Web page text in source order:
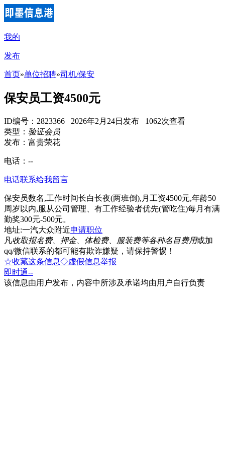
我的
发布
首页»单位招聘»司机/保安
保安员工资4500元
ID编号：2823366 2026年2月24日发布 1062次查看
类型： 验证会员
发布：富贵荣花
电话： --
电话联系给我留言
保安员数名,工作时间长白长夜(两班倒),月工资4500元,年龄50
周岁以内,服从公司管理、有工作经验者优先(管吃住)每月有满
勤奖300元-500元。
地址:一汽大众附近申请职位
凡收取报名费、押金、体检费、服装费等各种名目费用或加
qq/微信联系的都可能有欺诈嫌疑，请保持警惕！
☆收藏这条信息◇虚假信息举报
即时通--
该信息由用户发布，内容中所涉及承诺均由用户自行负责